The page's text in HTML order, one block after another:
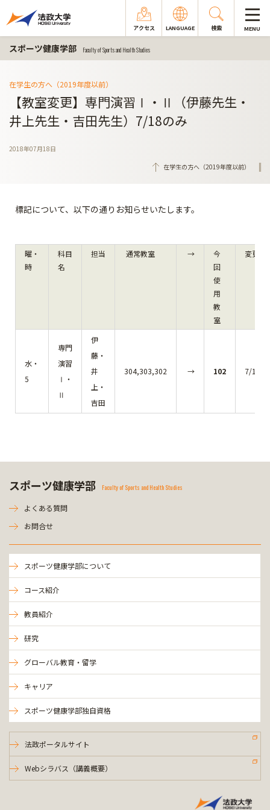
アクセス LANGUAGE 検索 MENU
スポーツ健康学部 Faculty of Sports and Health Studies
在学生の方へ（2019年度以前）
【教室変更】専門演習Ⅰ・Ⅱ（伊藤先生・
井上先生・吉田先生）7/18のみ
2018年07月18日
在学生の方へ（2019年度以前）
標記について、以下の通りお知らせいたします。
曜・
時
科目
名
担当 通常教室 →
今
回
使
用
教
室
変更日
水・
5
専門
演習
Ⅰ・
Ⅱ
伊
藤・
井
上・
吉田
304,303,302 → 102 7/18（
スポーツ健康学部 Faculty of Sports and Health Studies
よくある質問
お問合せ
スポーツ健康学部について
コース紹介
教員紹介
研究
グローバル教育・留学
キャリア
スポーツ健康学部独自資格
法政ポータルサイト
Webシラバス（講義概要）